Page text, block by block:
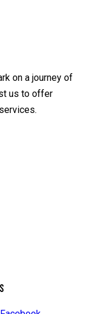
on a journey of
us to offer